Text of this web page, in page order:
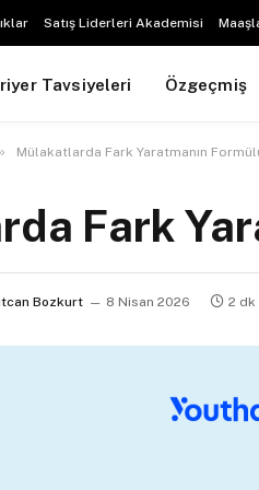
Satış Liderleri Akademisi
Tavsiyeleri Özgeçmiş
Mülakatlarda Fark Yaratmanın
Fark
Bozkurt 8 Nisan 2026 2 dk